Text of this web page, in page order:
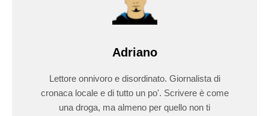
Adriano
Lettore onnivoro e disordinato. Giornalista di
cronaca locale e di tutto un po'. Scrivere è come
una droga, ma almeno per quello non ti